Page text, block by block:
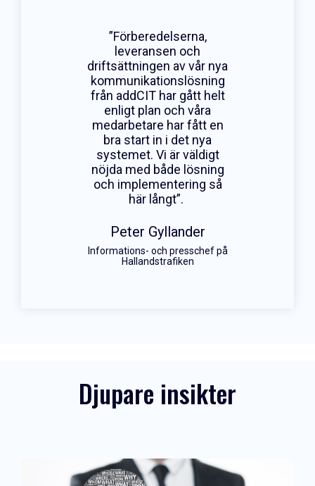
”Förberedelserna,
leveransen och
driftsättningen av vår nya
kommunikationslösning
från addCIT har gått helt
enligt plan och våra
medarbetare har fått en
bra start in i det nya
systemet. Vi är väldigt
nöjda med både lösning
och implementering så
här långt”.
Peter Gyllander
Informations- och presschef på
Hallandstrafiken
Djupare insikter